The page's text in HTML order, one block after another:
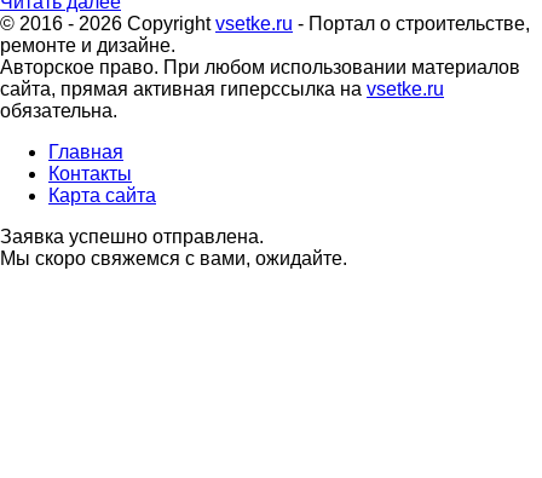
© 2016 - 2026 Copyrightvsetke.ru - Портал о строительстве,
ремонте и дизайне.
Авторское право. При любом использовании материалов
сайта, прямая активная гиперссылка на vsetke.ru
обязательна.
Главная
Контакты
Карта сайта
Заявка успешно отправлена.
Мы скоро свяжемся с вами, ожидайте.